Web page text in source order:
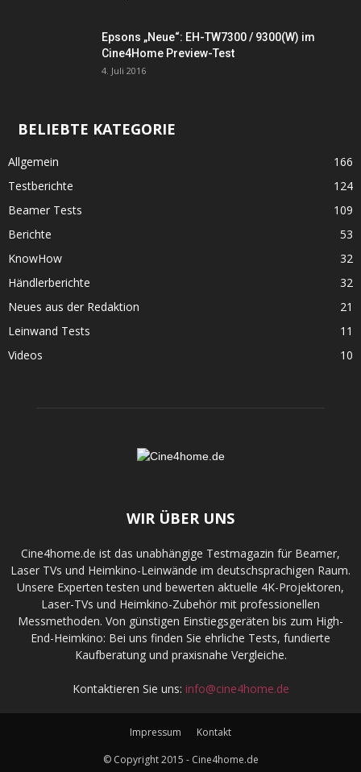
Epsons „Neue“: EH-TW7300 / 9300(W) im
Cine4Home Preview-Test
4. Juli 2016
BELIEBTE KATEGORIE
Allgemein
166
Testberichte
124
Beamer Tests
109
Berichte
53
KnowHow
32
Händlerberichte
32
Neues aus der Redaktion
21
Leinwand Tests
11
Videos
10
WIR ÜBER UNS
Cine4home.de ist das unabhängige Testmagazin für Beamer,
Laser TVs und Heimkino-Leinwände im deutschsprachigen Raum.
Unsere Experten testen und bewerten aktuelle 4K-Projektoren,
Laser-TVs und Heimkino-Zubehör mit professionellen
Messmethoden. Von günstigen Einstiegsgeräten bis zum High-
End-Heimkino: Bei uns finden Sie ehrliche Tests, fundierte
Kaufberatung und praxisnahe Vergleiche.
Kontaktieren Sie uns: info@cine4home.de
Impressum
Kontakt
© Copyright 2015 - Cine4home.de